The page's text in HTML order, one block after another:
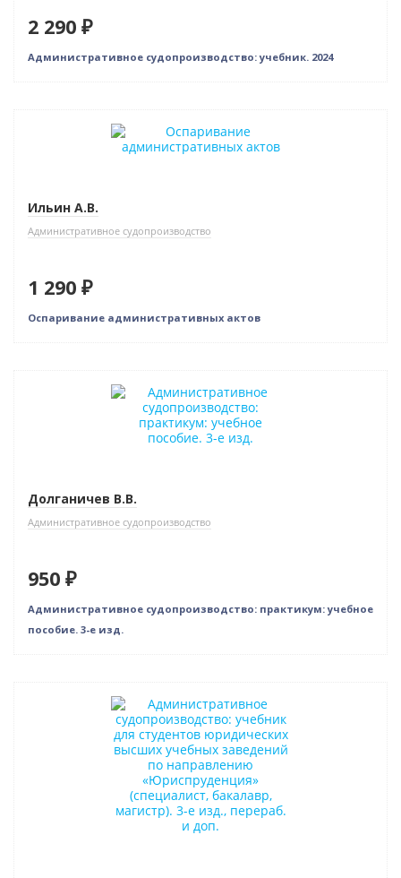
2 290 ₽
Административное судопроизводство: учебник. 2024
Ильин А.В.
Административное судопроизводство
1 290 ₽
Оспаривание административных актов
Долганичев В.В.
Административное судопроизводство
950 ₽
Административное судопроизводство: практикум: учебное
пособие. 3-е изд.
Нет в наличии